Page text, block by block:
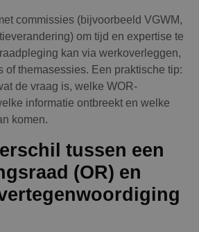
commissies (bijvoorbeeld VGWM,
om tijd en expertise te
kan via werkoverleggen,
of themasessies. Een praktische tip:
de vraag is, welke WOR-
informatie ontbreekt en welke
komen.
tussen een
(OR) en